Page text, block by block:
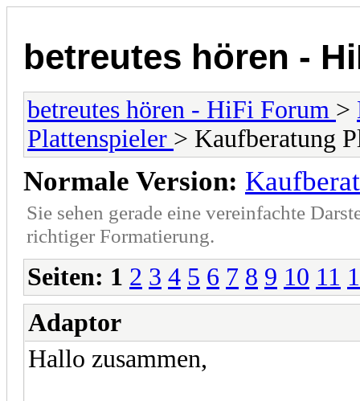
betreutes hören -
betreutes hören - HiFi Forum >
Plattenspieler > Kaufberatung
Normale Version:
Sie sehen gerade eine vereinfachte
richtiger Formatierung.
Seiten: 1 2 3 4 5 6 7 8 9 10 11
Adaptor
Hallo zusammen,